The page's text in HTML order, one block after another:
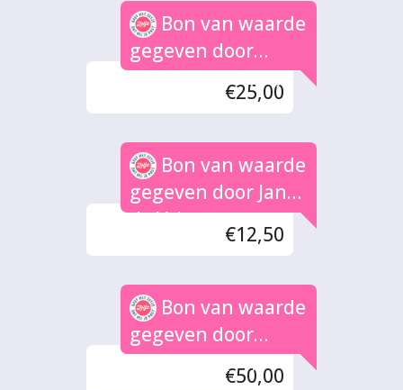
Bon van waarde
gegeven door
Grace Meijer (2x)
€25,00
Bon van waarde
gegeven door Jan
de Vries
€12,50
Bon van waarde
gegeven door
Bouwhuis (4x)
€50,00